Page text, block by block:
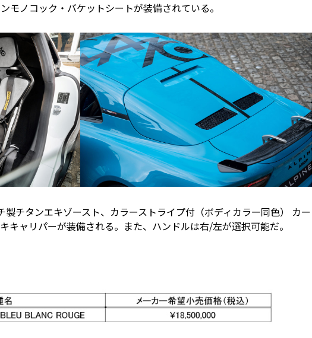
モノコック・バケットシートが装備されている。
製チタンエキゾースト、カラーストライプ付（ボディカラー同色） カー
キャリパーが装備される。また、ハンドルは右/左が選択可能だ。